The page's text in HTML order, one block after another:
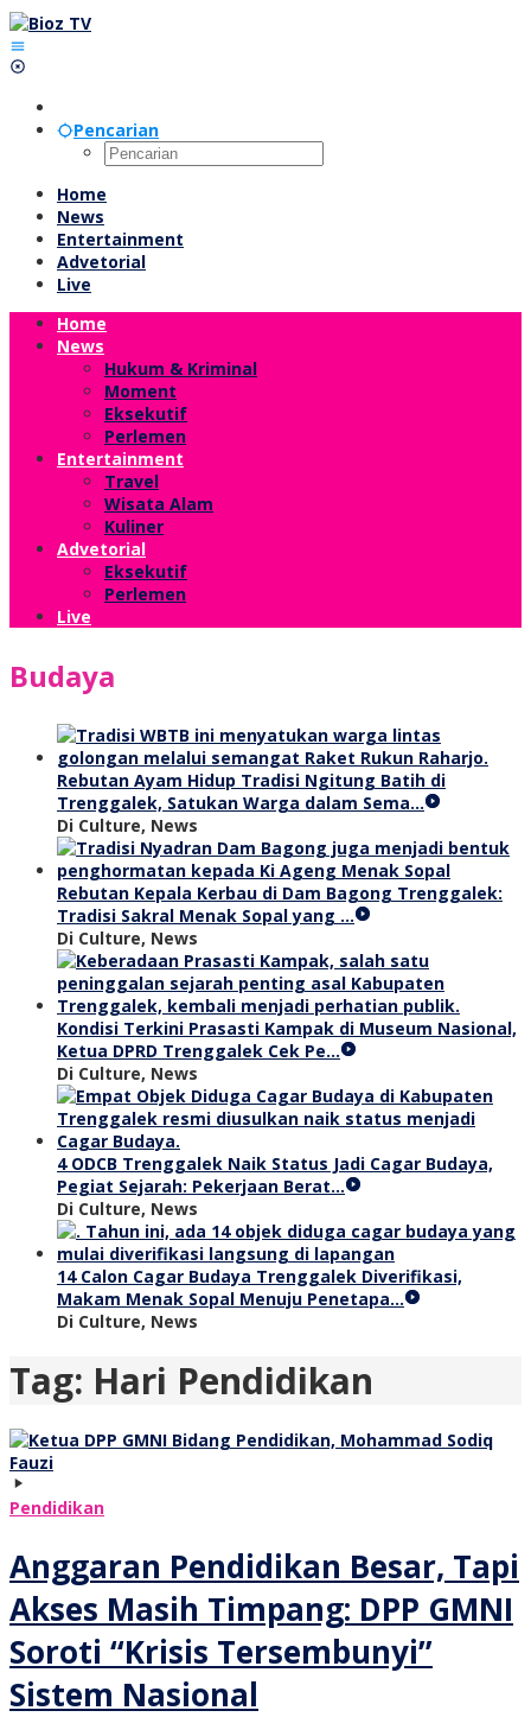
Lewati
ke
konten
Pencarian
Home
News
Entertainment
Advetorial
Live
Home
News
Hukum & Kriminal
Moment
Eksekutif
Perlemen
Entertainment
Travel
Wisata Alam
Kuliner
Advetorial
Eksekutif
Perlemen
Live
Budaya
Rebutan Ayam Hidup Tradisi Ngitung Batih di
Trenggalek, Satukan Warga dalam Sema…
Di Culture, News
Rebutan Kepala Kerbau di Dam Bagong Trenggalek:
Tradisi Sakral Menak Sopal yang …
Di Culture, News
Kondisi Terkini Prasasti Kampak di Museum Nasional,
Ketua DPRD Trenggalek Cek Pe…
Di Culture, News
4 ODCB Trenggalek Naik Status Jadi Cagar Budaya,
Pegiat Sejarah: Pekerjaan Berat…
Di Culture, News
14 Calon Cagar Budaya Trenggalek Diverifikasi,
Makam Menak Sopal Menuju Penetapa…
Di Culture, News
Tag: Hari Pendidikan
Pendidikan
Anggaran Pendidikan Besar, Tapi
Akses Masih Timpang: DPP GMNI
Soroti “Krisis Tersembunyi”
Sistem Nasional